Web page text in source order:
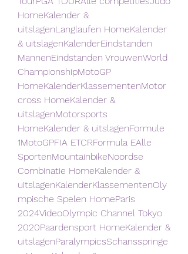
HomeKalender &
uitslagenLanglaufen HomeKalender
& uitslagenKalenderEindstanden
MannenEindstanden VrouwenWorld
ChampionshipMotoGP
HomeKalenderKlassementenMotor
cross HomeKalender &
uitslagenMotorsports
HomeKalender & uitslagenFormule
1MotoGPFIA ETCRFormula EAlle
SportenMountainbikeNoordse
Combinatie HomeKalender &
uitslagenKalenderKlassementenOly
mpische Spelen HomeParis
2024VideoOlympic Channel Tokyo
2020Paardensport HomeKalender &
uitslagenParalympicsSchansspringe